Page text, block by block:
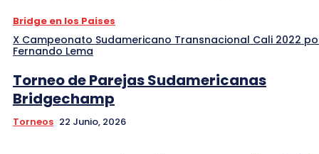
Bridge en los Paises
X Campeonato Sudamericano Transnacional Cali 2022
Fernando Lema
Torneo de Parejas Sudamericanas
Bridgechamp
Torneos 22 Junio, 2026